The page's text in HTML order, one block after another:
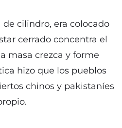
cilindro, era colocado
cerrado concentra el
masa crezca y forme
hizo que los pueblos
chinos y pakistaníes